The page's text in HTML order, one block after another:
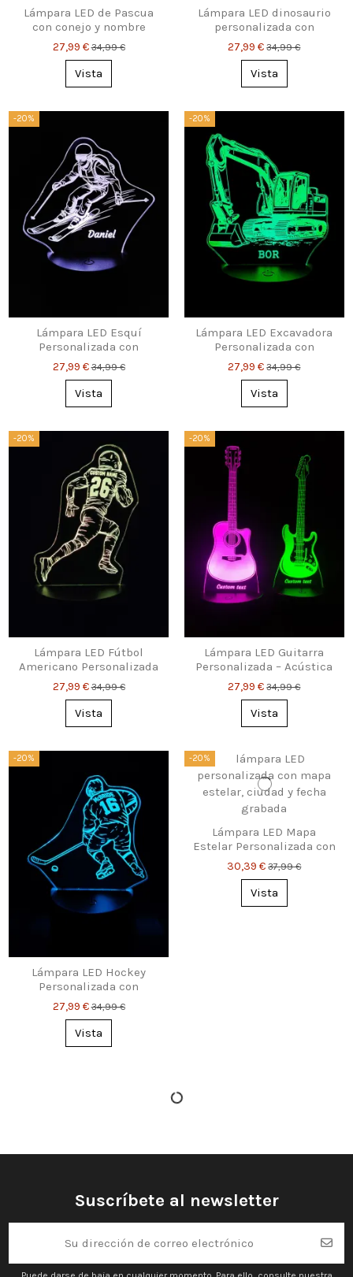
Lámpara LED de Pascua
con conejo y nombre
personalizado
27,99 €34,99 €
Vista
Lámpara LED dinosaurio
personalizada con
nombre – El regalo ideal
para niños
27,99 €34,99 €
Vista
-20%
Lámpara LED Esquí
Personalizada con
Nombre Grabado
27,99 €34,99 €
Vista
-20%
Lámpara LED Excavadora
Personalizada con
Nombre o Texto
27,99 €34,99 €
Vista
-20%
Lámpara LED Fútbol
Americano Personalizada
– Nombre y Número
27,99 €34,99 €
Vista
-20%
Lámpara LED Guitarra
Personalizada – Acústica
o Eléctrica
27,99 €34,99 €
Vista
-20%
Lámpara LED Hockey
Personalizada con
Nombre y Número –
Regalo Único
27,99 €34,99 €
Vista
-20%
Lámpara LED Mapa
Estelar Personalizada con
Fecha y Lugar
30,39 €37,99 €
Vista
Suscríbete al newsletter